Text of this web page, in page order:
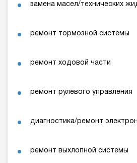
замена масел/технических
ремонт тормозной системы
ремонт ходовой части
ремонт рулевого управления
диагностика/ремонт
ремонт выхлопной системы